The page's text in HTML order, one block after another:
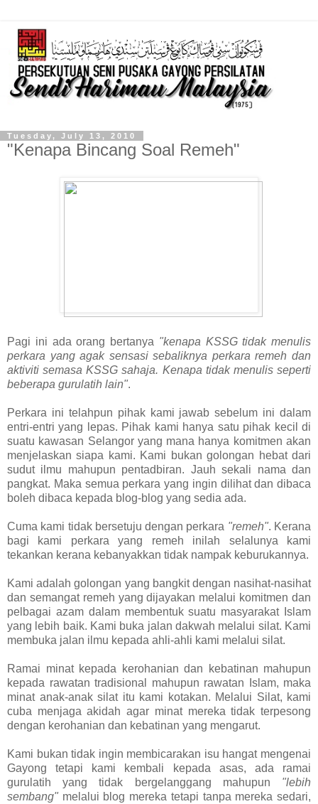
Tuesday, July 13, 2010
"Kenapa Bincang Soal Remeh"
Pagi ini ada orang bertanya "kenapa KSSG tidak menulis
perkara yang agak sensasi sebaliknya perkara remeh dan
aktiviti semasa KSSG sahaja. Kenapa tidak menulis seperti
beberapa gurulatih lain".
Perkara ini telahpun pihak kami jawab sebelum ini dalam
entri-entri yang lepas. Pihak kami hanya satu pihak kecil di
suatu kawasan Selangor yang mana hanya komitmen akan
menjelaskan siapa kami. Kami bukan golongan hebat dari
sudut ilmu mahupun pentadbiran. Jauh sekali nama dan
pangkat. Maka semua perkara yang ingin dilihat dan dibaca
boleh dibaca kepada blog-blog yang sedia ada.
Cuma kami tidak bersetuju dengan perkara "remeh". Kerana
bagi kami perkara yang remeh inilah selalunya kami
tekankan kerana kebanyakkan tidak nampak keburukannya.
Kami adalah golongan yang bangkit dengan nasihat-nasihat
dan semangat remeh yang dijayakan melalui komitmen dan
pelbagai azam dalam membentuk suatu masyarakat Islam
yang lebih baik. Kami buka jalan dakwah melalui silat. Kami
membuka jalan ilmu kepada ahli-ahli kami melalui silat.
Ramai minat kepada kerohanian dan kebatinan mahupun
kepada rawatan tradisional mahupun rawatan Islam, maka
minat anak-anak silat itu kami kotakan. Melalui Silat, kami
cuba menjaga akidah agar minat mereka tidak terpesong
dengan kerohanian dan kebatinan yang mengarut.
Kami bukan tidak ingin membicarakan isu hangat mengenai
Gayong tetapi kami kembali kepada asas, ada ramai
gurulatih yang tidak bergelanggang mahupun "lebih
sembang" melalui blog mereka tetapi tanpa mereka sedari,